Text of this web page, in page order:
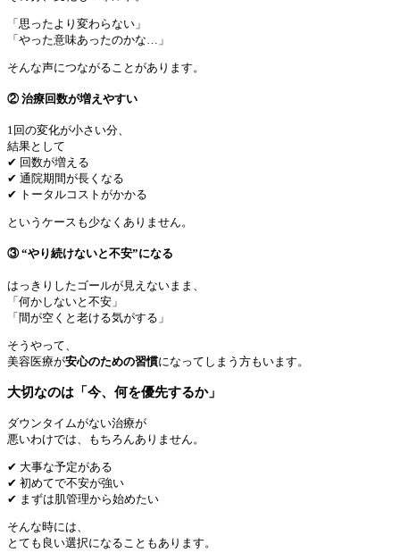
「思ったより変わらない」
「やった意味あったのかな…」
そんな声につながることがあります。
② 治療回数が増えやすい
1回の変化が小さい分、
結果として
✔ 回数が増える
✔ 通院期間が長くなる
✔ トータルコストがかかる
というケースも少なくありません。
③ “やり続けないと不安”になる
はっきりしたゴールが見えないまま、
「何かしないと不安」
「間が空くと老ける気がする」
そうやって、
美容医療が安心のための習慣になってしまう方もいます。
大切なのは「今、何を優先するか」
ダウンタイムがない治療が
悪いわけでは、もちろんありません。
✔ 大事な予定がある
✔ 初めてで不安が強い
✔ まずは肌管理から始めたい
そんな時には、
とても良い選択になることもあります。